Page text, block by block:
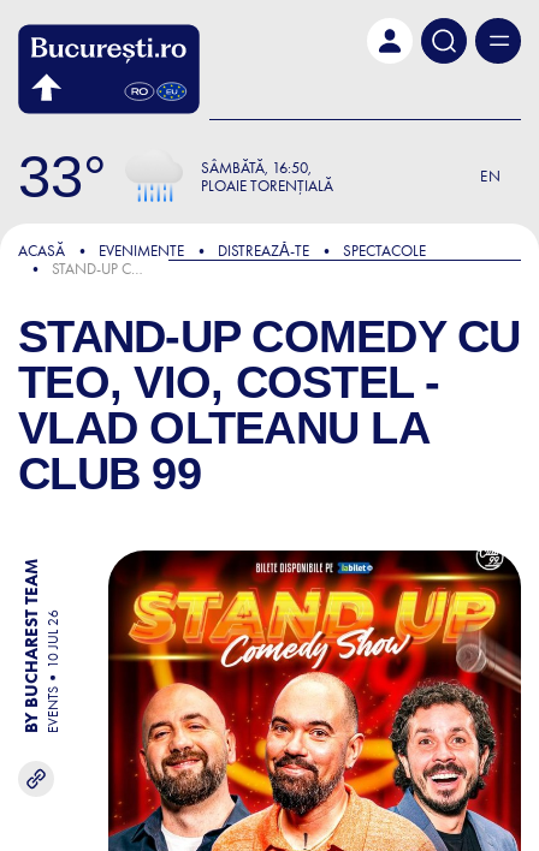
33 SÂMBĂTĂ 16:50
PLOAIE TORENȚIALĂ
EN
ACASĂ EVENIMENTE DISTREAZǍ-TE
SPECTACOLE
STAND-UP COMEDY CU TEO, VIO, COSTEL - VLAD OLTEANU LA CLUB 99
STAND-UP COMEDY CU
TEO, VIO, COSTEL -
VLAD OLTEANU LA
CLUB 99
BY BUCHAREST TEAM EVENTS
10 JUL 26